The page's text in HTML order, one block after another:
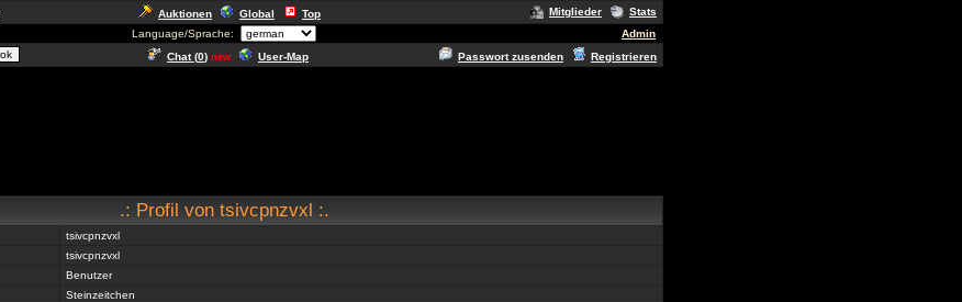
Auktionen Global Top Mitglieder
Stats
Language/Sprache:
Admin
Chat (0) new User-Map Passwort zusenden Registrieren
.: Profil von tsivcpnzvxl :.
tsivcpnzvxl
tsivcpnzvxl
Benutzer
Steinzeitchen